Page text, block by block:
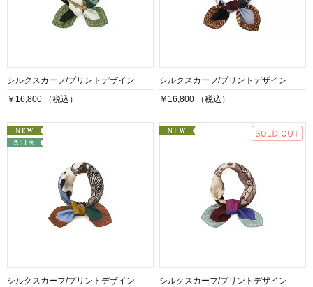
シルクスカーフ/プリントデザイン
￥16,800 （税込）
シルクスカーフ/プリントデザイン
￥16,800 （税込）
シルクスカーフ/プリントデザイン
シルクスカーフ/プリントデザイン